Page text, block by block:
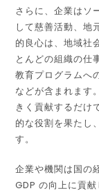
さらに、企業はソ
して慈善活動、地
的良心は、地域社
とんどの組織の仕
教育プログラムへ
などが含まれます
きく貢献するだけ
的な役割を果たし
す。
企業や機関は国の
GDP の向上に貢